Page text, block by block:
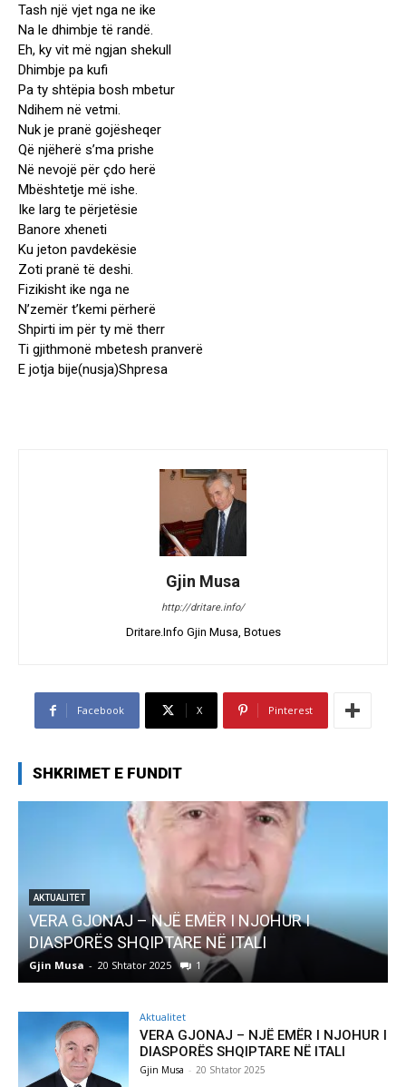
Tash një vjet nga ne ike
Na le dhimbje të randë.
Eh, ky vit më ngjan shekull
Dhimbje pa kufi
Pa ty shtëpia bosh mbetur
Ndihem në vetmi.
Nuk je pranë gojësheqer
Që njëherë s’ma prishe
Në nevojë për çdo herë
Mbështetje më ishe.
Ike larg te përjetësie
Banore xheneti
Ku jeton pavdekësie
Zoti pranë të deshi.
Fizikisht ike nga ne
N’zemër t’kemi përherë
Shpirti im për ty më therr
Ti gjithmonë mbetesh pranverë
E jotja bije(nusja)Shpresa
Gjin Musa
http://dritare.info/
Dritare.Info Gjin Musa, Botues
Facebook X Pinterest
SHKRIMET E FUNDIT
AKTUALITET
Pregaditi Gjin Musa-Rome- Shtator 2025
Gjin Musa - 8 Shtator 2025
Aktualitet
VERA GJONAJ – NJË EMËR I NJOHUR I
DIASPORËS SHQIPTARE NË ITALI
Gjin Musa - 20 Shtator 2025